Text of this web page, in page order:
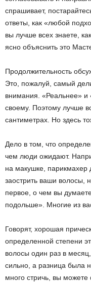
спрашивает,
ответы, как «любой
вы лучше всех знаете,
ясно объяснить это
Продолжительность
Это, пожалуй, самый
внимания. «Реальнее» и
своему. Поэтому лучше
сантиметрах. Но здесь
Дело в том, что
чем люди ожидают.
на макушке, парикмахер
заострить ваши волосы,
первое, о чем вы
подольше». Многие из
Говорят, хорошая
определенной степени
волосы один раз в
сильно, а разница была
много стричь, вы